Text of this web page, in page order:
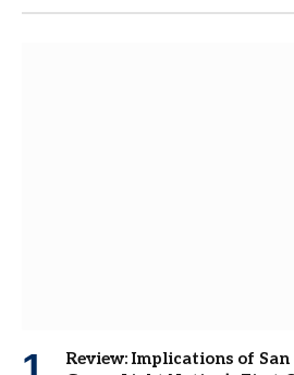
Review: Implications of San